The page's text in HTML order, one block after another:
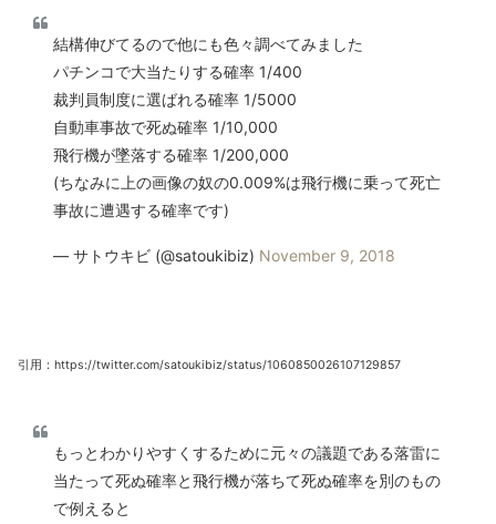
結構伸びてるので他にも色々調べてみました
パチンコで大当たりする確率 1/400
裁判員制度に選ばれる確率 1/5000
自動車事故で死ぬ確率 1/10,000
飛行機が墜落する確率 1/200,000
(ちなみに上の画像の奴の0.009%は飛行機に乗って死亡
事故に遭遇する確率です)
— サトウキビ (@satoukibiz) November 9, 2018
引用：https://twitter.com/satoukibiz/status/1060850026107129857
もっとわかりやすくするために元々の議題である落雷に
当たって死ぬ確率と飛行機が落ちて死ぬ確率を別のもの
で例えると